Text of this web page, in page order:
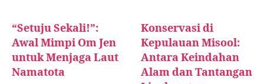
“Setuju Sekali!”:
Awal Mimpi Om Jen
untuk Menjaga Laut
Namatota
Konservasi di
Kepulauan Misool:
Antara Keindahan
Alam dan Tantangan